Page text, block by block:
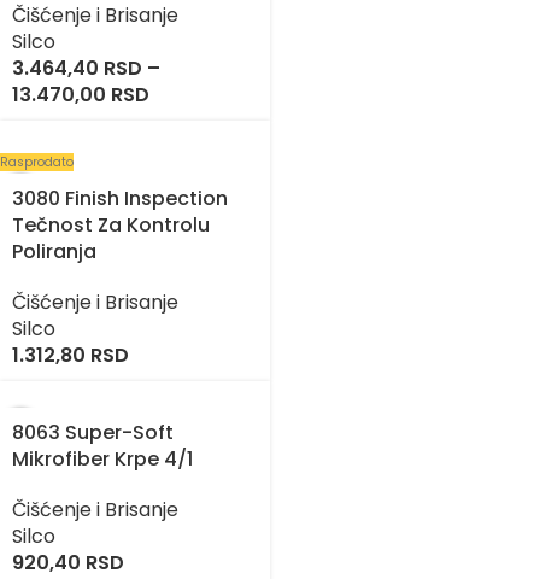
Čišćenje i Brisanje
Silco
3.464,40 RSD –
13.470,00 RSD
Rasprodato
3080 Finish Inspection
Tečnost Za Kontrolu
Poliranja
Čišćenje i Brisanje
Silco
1.312,80 RSD
8063 Super-Soft
Mikrofiber Krpe 4/1
Čišćenje i Brisanje
Silco
920,40 RSD